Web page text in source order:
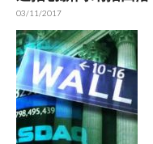
03/11/2017